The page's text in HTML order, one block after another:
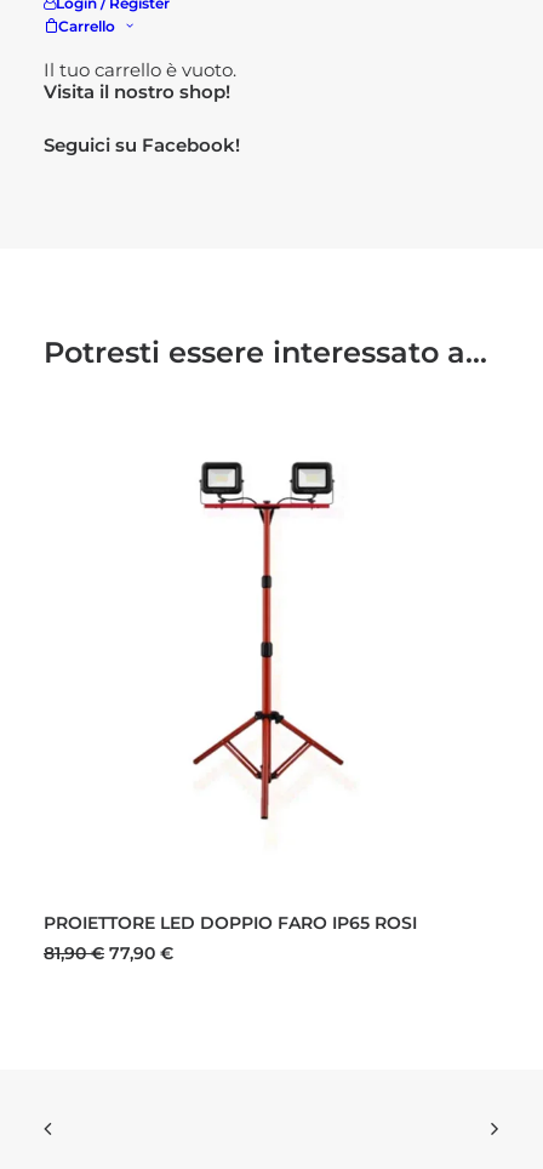
Carrello
Il tuo carrello è vuoto.
Per maggiori informazioni
Visita il nostro shop!
Seguici su Facebook!
Potresti essere interessato a...
PROIETTORE LED DOPPIO FARO IP65 ROSI
81,90€ Il
77,90 €Il